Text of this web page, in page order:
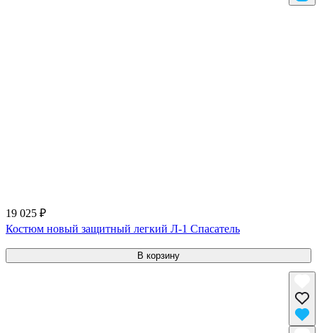
19 025 ₽
Костюм новый защитный легкий Л-1 Спасатель
В корзину